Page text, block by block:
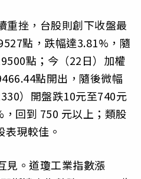
重挫，台股則創下收盤最
點，跌幅達3.81%，隨
點；今（22日）加權
點開出，隨後微幅
）開盤跌10元至740元
回到 750 元以上；類股
現較佳。
見。道瓊工業指數漲